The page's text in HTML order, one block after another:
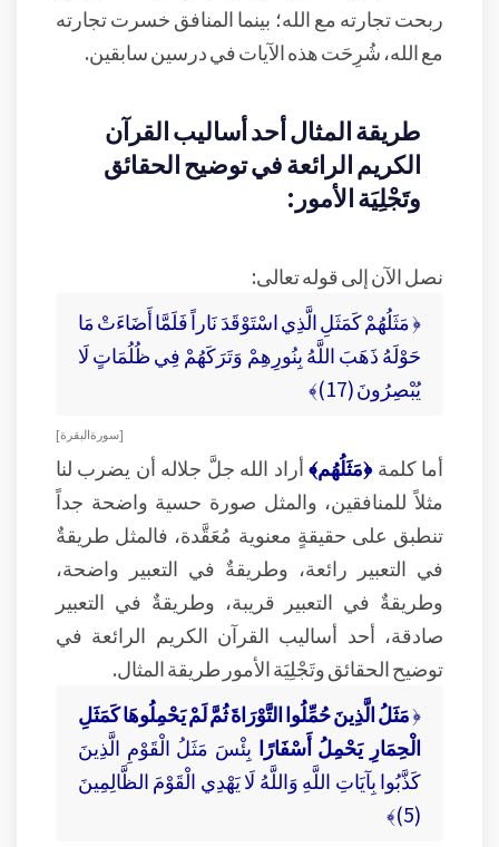
ربحت تجارته مع الله؛ بينما المنافق خسرت تجارته
مع الله، شُرِحَت هذه الآيات في درسين سابقين.
طريقة المثال أحد أساليب القرآن
الكريم الرائعة في توضيح الحقائق
وتَجْلِيَة الأمور:
نصل الآن إلى قوله تعالى:
﴿ مَثَلُهُمْ كَمَثَلِ الَّذِي اسْتَوْقَدَ نَاراً فَلَمَّا أَضَاءَتْ مَا
حَوْلَهُ ذَهَبَ اللَّهُ بِنُورِهِمْ وَتَرَكَهُمْ فِي ظُلُمَاتٍ لَا
يُبْصِرُونَ (17)﴾
[ سورة البقرة ]
أما كلمة﴿مَثَلُهُم﴾أراد الله جلَّ جلاله أن يضرب لنا
مثلاً للمنافقين، والمثل صورة حسية واضحة جداً
تنطبق على حقيقةٍ معنوية مُعَقَّدة، فالمثل طريقةٌ
في التعبير رائعة، وطريقةٌ في التعبير واضحة،
وطريقةٌ في التعبير قريبة، وطريقةٌ في التعبير
صادقة، أحد أساليب القرآن الكريم الرائعة في
توضيح الحقائق وتَجْلِيَة الأمور طريقة المثال.
﴿مَثَلُ الَّذِينَ حُمِّلُوا التَّوْرَاةَ ثُمَّ لَمْ يَحْمِلُوهَا كَمَثَلِ
الْحِمَارِ يَحْمِلُ أَسْفَارًا بِئْسَ مَثَلُ الْقَوْمِ الَّذِينَ
كَذَّبُوا بِآيَاتِ اللَّهِ وَاللَّهُ لَا يَهْدِي الْقَوْمَ الظَّالِمِينَ
(5)﴾